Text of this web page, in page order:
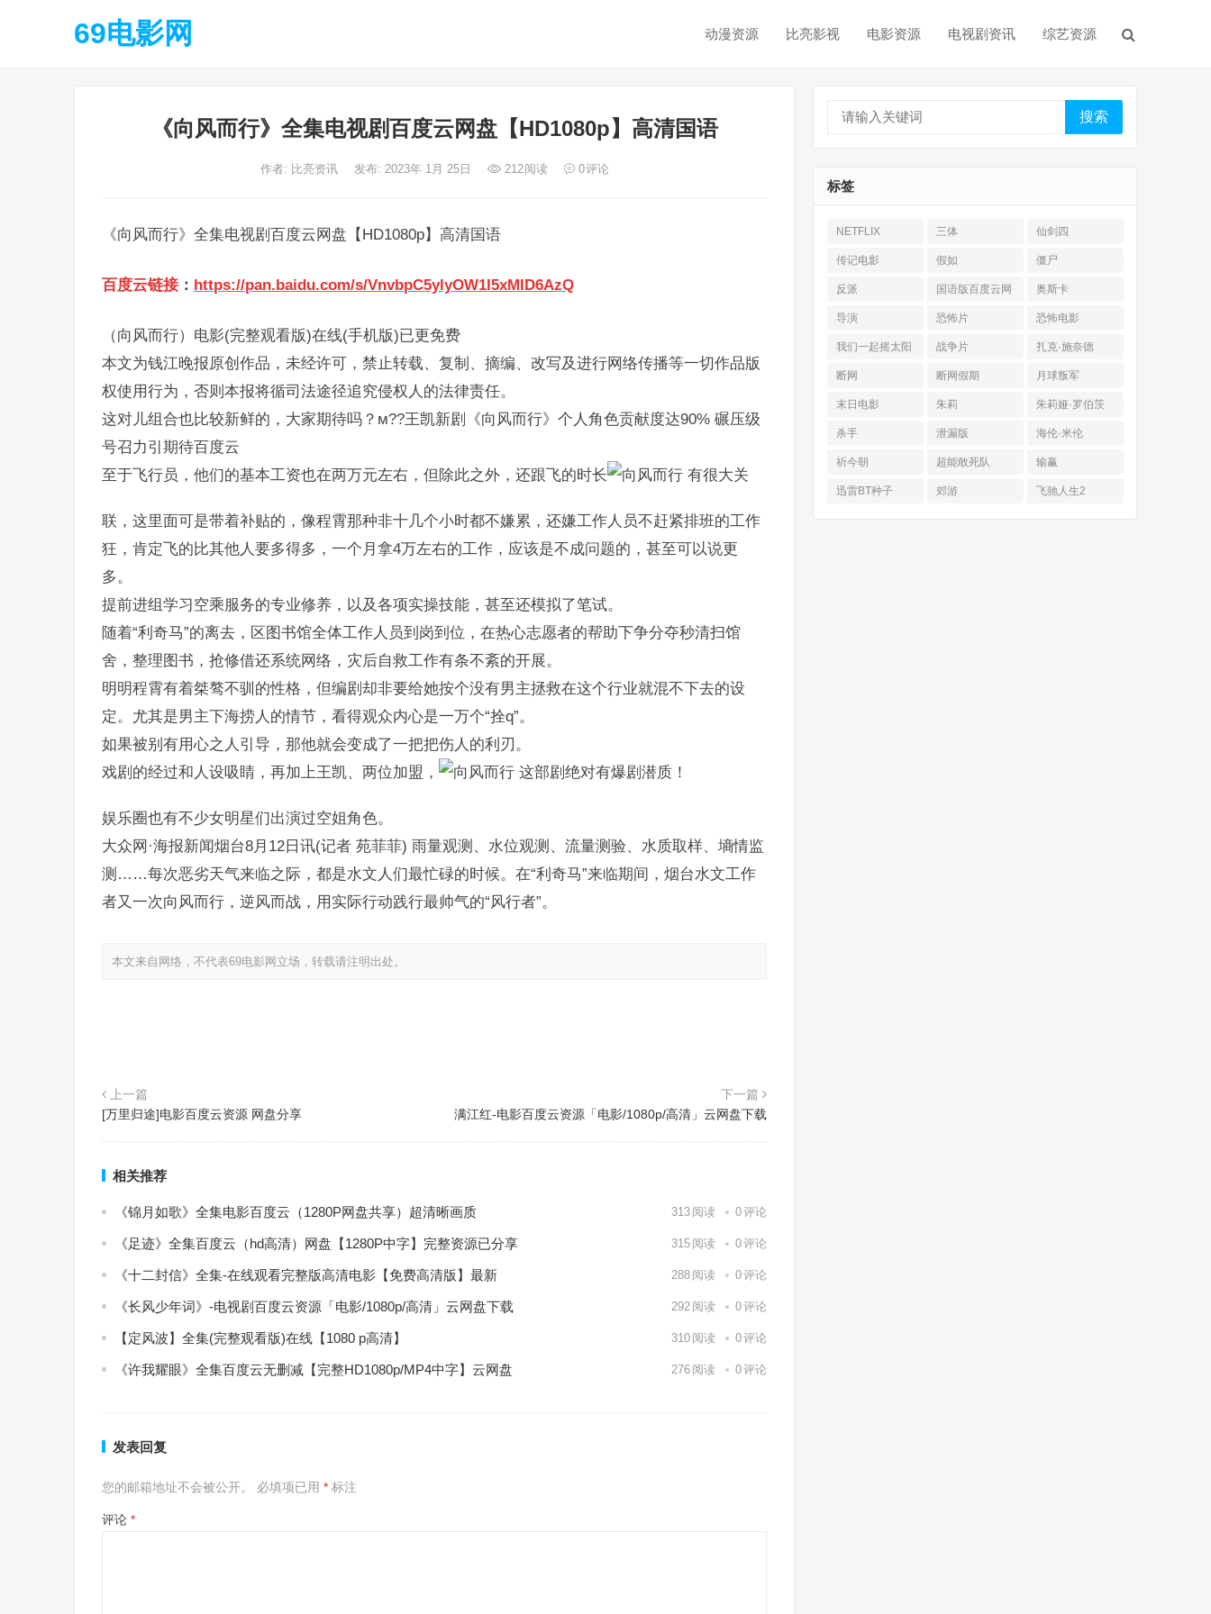
69电影网 动漫资源 比亮影视 电影资源 电视剧资讯 综艺资源
《向风而行》全集电视剧百度云网盘【HD1080p】高清国语
作者: 比亮资讯 发布: 2023年 1月 25日 212阅读 0评论
《向风而行》全集电视剧百度云网盘【HD1080p】高清国语
百度云链接 ： https://pan.baidu.com/s/VnvbpC5ylyOW1I5xMID6AzQ
（向风而行）电影(完整观看版)在线(手机版)已更免费
本文为钱江晚报原创作品，未经许可，禁止转载、复制、摘编、改写及进行网络传播等一切作品版
权使用行为，否则本报将循司法途径追究侵权人的法律责任。
这对儿组合也比较新鲜的，大家期待吗？м??王凯新剧《向风而行》个人角色贡献度达90% 碾压级
号召力引期待百度云
至于飞行员，他们的基本工资也在两万元左右，但除此之外，还跟飞的时长
有很大关
联，这里面可是带着补贴的，像程霄那种非十几个小时都不嫌累，还嫌工作人员不赶紧排班的工作
狂，肯定飞的比其他人要多得多，一个月拿4万左右的工作，应该是不成问题的，甚至可以说更
多。
提前进组学习空乘服务的专业修养，以及各项实操技能，甚至还模拟了笔试。
随着“利奇马”的离去，区图书馆全体工作人员到岗到位，在热心志愿者的帮助下争分夺秒清扫馆
舍，整理图书，抢修借还系统网络，灾后自救工作有条不紊的开展。
明明程霄有着桀骜不驯的性格，但编剧却非要给她按个没有男主拯救在这个行业就混不下去的设
定。尤其是男主下海捞人的情节，看得观众内心是一万个“拴q”。
如果被别有用心之人引导，那他就会变成了一把把伤人的利刃。
戏剧的经过和人设吸睛，再加上王凯、两位加盟，
这部剧绝对有爆剧潜质！
娱乐圈也有不少女明星们出演过空姐角色。
大众网·海报新闻烟台8月12日讯(记者 苑菲菲) 雨量观测、水位观测、流量测验、水质取样、墒情监
测……每次恶劣天气来临之际，都是水文人们最忙碌的时候。在“利奇马”来临期间，烟台水文工作
者又一次向风而行，逆风而战，用实际行动践行最帅气的“风行者”。
本文来自网络，不代表69电影网立场，转载请注明出处。
上一篇
[万里归途]电影百度云资源 网盘分享
下一篇
满江红-电影百度云资源「电影/1080p/高清」云网盘下载
相关推荐
《锦月如歌》全集电影百度云（1280P网盘共享）超清晰画质 313 阅读 0评论
《足迹》全集百度云（hd高清）网盘【1280P中字】完整资源已分享 315 阅读 0评论
《十二封信》全集-在线观看完整版高清电影【免费高清版】最新 288 阅读 0评论
《长风少年词》-电视剧百度云资源「电影/1080p/高清」云网盘下载 292 阅读 0评论
【定风波】全集(完整观看版)在线【1080 p高清】 310 阅读 0评论
《许我耀眼》全集百度云无删减【完整HD1080p/MP4中字】云网盘 276 阅读 0评论
发表回复
您的邮箱地址不会被公开。 必填项已用 * 标注
评论 *
搜索
标签
NETFLIX 三体 仙剑四
传记电影 假如 僵尸
反派
国语版百度云网
盘
奥斯卡
导演 恐怖片 恐怖电影
我们一起摇太阳 战争片 扎克·施奈德
断网 断网假期 月球叛军
末日电影 朱莉 朱莉娅·罗伯茨
杀手 泄漏版 海伦·米伦
祈今朝 超能敢死队 输赢
迅雷BT种子 郊游 飞驰人生2